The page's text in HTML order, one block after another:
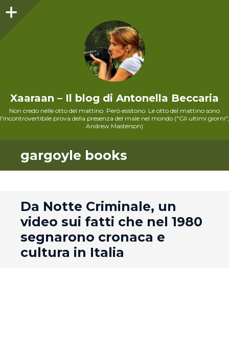
Xaaraan – Il blog di Antonella Beccaria
Non credo nelle otto del mattino. Però esistono. Le otto del mattino sono
l'incontrovertibile prova della presenza del male nel mondo ("Gli ultimi giorni",
Andrew Masterson)
gargoyle books
Da Notte Criminale, un
video sui fatti che nel 1980
segnarono cronaca e
cultura in Italia